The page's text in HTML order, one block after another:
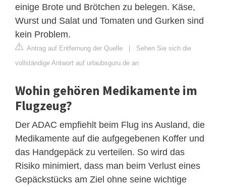
einige Brote und Brötchen zu belegen. Käse,
Wurst und Salat und Tomaten und Gurken sind
kein Problem.
Antrag auf Entfernung der Quelle | Sehen Sie sich die
vollständige Antwort auf urlaubsguru.de an
Wohin gehören Medikamente im
Flugzeug?
Der ADAC empfiehlt beim Flug ins Ausland, die
Medikamente auf die aufgegebenen Koffer und
das Handgepäck zu verteilen. So wird das
Risiko minimiert, dass man beim Verlust eines
Gepäckstücks am Ziel ohne seine wichtige